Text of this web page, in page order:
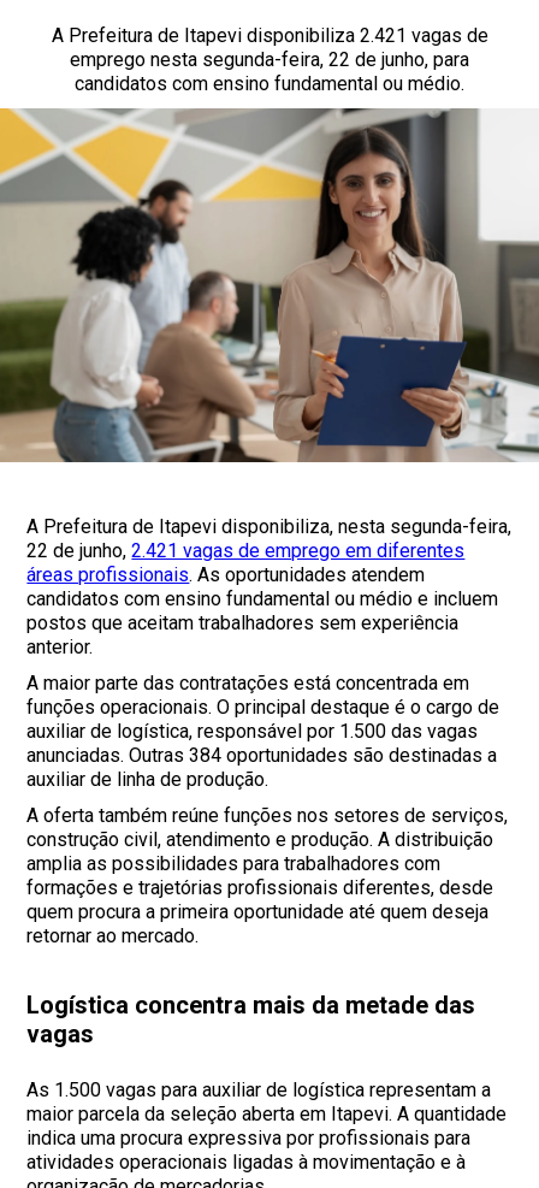
A Prefeitura de Itapevi disponibiliza 2.421 vagas de
emprego nesta segunda-feira, 22 de junho, para
candidatos com ensino fundamental ou médio.
A Prefeitura de Itapevi disponibiliza, nesta segunda-feira,
22 de junho,2.421 vagas de emprego em diferentes
áreas profissionais. As oportunidades atendem
candidatos com ensino fundamental ou médio e incluem
postos que aceitam trabalhadores sem experiência
anterior.
A maior parte das contratações está concentrada em
funções operacionais. O principal destaque é o cargo de
auxiliar de logística, responsável por 1.500 das vagas
anunciadas. Outras 384 oportunidades são destinadas a
auxiliar de linha de produção.
A oferta também reúne funções nos setores de serviços,
construção civil, atendimento e produção. A distribuição
amplia as possibilidades para trabalhadores com
formações e trajetórias profissionais diferentes, desde
quem procura a primeira oportunidade até quem deseja
retornar ao mercado.
Logística concentra mais da metade das
vagas
As 1.500 vagas para auxiliar de logística representam a
maior parcela da seleção aberta em Itapevi. A quantidade
indica uma procura expressiva por profissionais para
atividades operacionais ligadas à movimentação e à